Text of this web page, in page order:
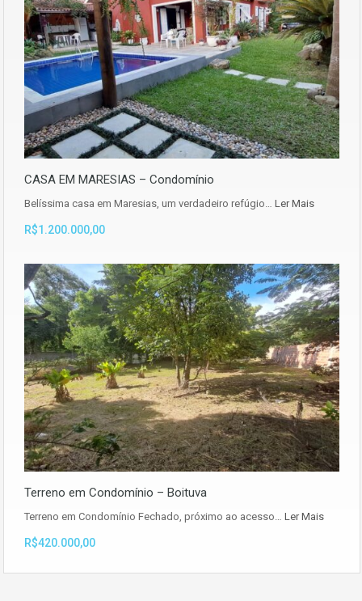
CASA EM MARESIAS – Condomínio
Belíssima casa em Maresias, um verdadeiro refúgio… Ler Mais
R$1.200.000,00
Terreno em Condomínio – Boituva
Terreno em Condomínio Fechado, próximo ao acesso… Ler Mais
R$420.000,00